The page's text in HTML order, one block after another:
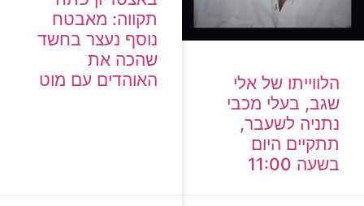
הלווייתו של אלי
שגב, בעלי מכבי
נתניה לשעבר,
תתקיים היום
בשעה 11:00
תקווה: מאבטח
נוסף נעצר בחשד
שהכה את
האוהדים עם מוט